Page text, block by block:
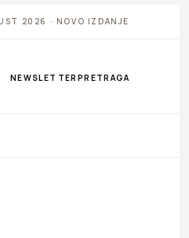
2026 · NOVO IZDANJE
NEWSLETTER PRETRAGA